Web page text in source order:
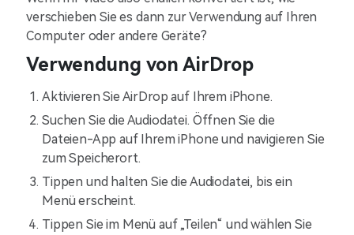
verschieben Sie es dann zur Verwendung auf Ihren
Computer oder andere Geräte?
Verwendung von AirDrop
Aktivieren Sie AirDrop auf Ihrem iPhone.
Suchen Sie die Audiodatei. Öffnen Sie die
Dateien-App auf Ihrem iPhone und navigieren Sie
zum Speicherort.
Tippen und halten Sie die Audiodatei, bis ein
Menü erscheint.
Tippen Sie im Menü auf „Teilen“ und wählen Sie